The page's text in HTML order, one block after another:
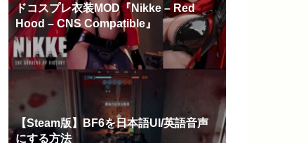
ドコスプレ衣装MOD『Nikke – Red
Hood – CNS Compatible』
【Steam版】BF6を日本語UI/英語音声
にする方法